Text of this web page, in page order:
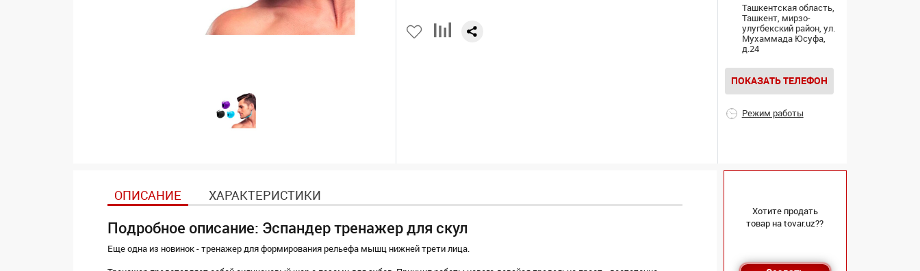
Ташкентская область,
Ташкент, мирзо-
улугбекский район, ул.
Мухаммада Юсуфа,
д.24
ПОКАЗАТЬ ТЕЛЕФОН
Режим работы
ОПИСАНИЕ ХАРАКТЕРИСТИКИ
Подробное описание: Эспандер тренажер для скул
Еще одна из новинок - тренажер для формирования рельефа мышц нижней трети лица.
Хотите продать
товар на tovar.uz??